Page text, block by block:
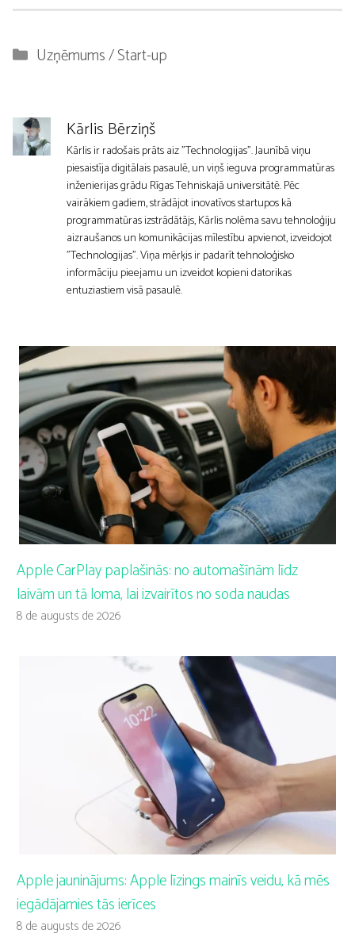
Kategorijas
Uzņēmums / Start-up
Kārlis Bērziņš
Kārlis ir radošais prāts aiz "Technologijas". Jaunībā viņu
piesaistīja digitālais pasaulē, un viņš ieguva programmatūras
inženierijas grādu Rīgas Tehniskajā universitātē. Pēc
vairākiem gadiem, strādājot inovatīvos startupos kā
programmatūras izstrādātājs, Kārlis nolēma savu tehnoloģiju
aizraušanos un komunikācijas mīlestību apvienot, izveidojot
"Technologijas". Viņa mērķis ir padarīt tehnoloģisko
informāciju pieejamu un izveidot kopieni datorikas
entuziastiem visā pasaulē.
Apple CarPlay paplašinās: no automašīnām līdz
laivām un tā loma, lai izvairītos no soda naudas
8 de augusts de 2026
Apple jauninājums: Apple līzings mainīs veidu, kā mēs
iegādājamies tās ierīces
8 de augusts de 2026